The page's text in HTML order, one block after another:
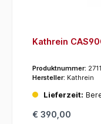
Kathrein
Produktnummer:
Hersteller: Kathrein
Lieferzeit:
€ 390,00